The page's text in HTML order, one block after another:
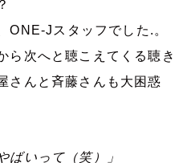
ONE-J スタッフでした . 。
ら次へと聴こえてくる聴き
さんと斉藤さんも大困惑
いって（笑）」